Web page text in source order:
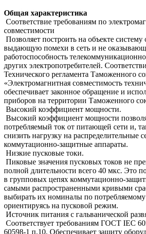
Общая характеристика
Соответствие требованиям по
совместимости
Позволяет построить на объекте
выдающую помехи в сеть и не
работоспособность
других электропотребителей.
Технического регламента Таможенного
«Электромагнитная совместимость
обеспечивает законное обращение и
приборов на территории Таможенного
Высокий коэффициент мощности.
Высокий коэффициент мощности
потребляемый ток от питающей сети и,
снизить нагрузку на распределительные
коммутационно-защитные аппараты.
Низкие пусковые токи.
Пиковые значения пусковых токов не
полной длительности всего 40 мкс. Это
в групповых цепях коммутационно-
самыми распространенными кривыми
выбирать их номиналы по потребляемому
ориентируясь на пусковой режим.
Источник питания с гальванической
Соответствует требованиям ГОСТ IEC
60598-1 п.10. Обеспечивает защиту